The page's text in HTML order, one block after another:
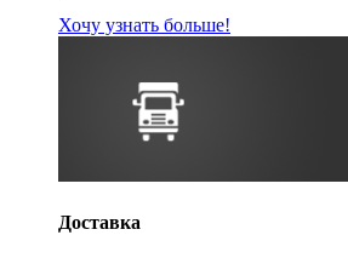
Хочу узнать больше!
Доставка